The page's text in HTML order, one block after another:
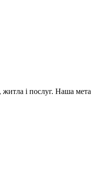
і послуг. Наша мета